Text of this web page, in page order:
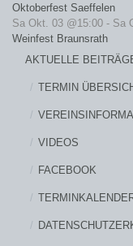
Oktoberfest Saeffelen
Sa Okt. 03 @15:00 - Sa
Weinfest Braunsrath
AKTUELLE
TERMIN
VIDEOS
FACEBOOK